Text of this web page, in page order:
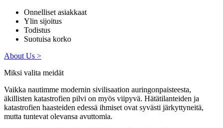
Onnelliset asiakkaat
Ylin sijoitus
Todistus
Suotuisa korko
About Us >
Miksi valita meidät
Vaikka nautimme modernin sivilisaation auringonpaisteesta,
äkillisten katastrofien pilvi on myös viipyvä. Hätätilanteiden ja
katastrofien haasteiden edessä ihmiset ovat syvästi järkyttyneitä,
mutta tuntevat olevansa avuttomia.